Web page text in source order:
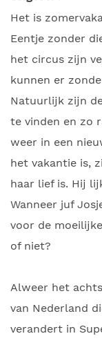
Het is
Eentje zonder
het circus zijn
kunnen er
Natuurlijk zijn
te vinden en zo
weer in een
het vakantie is,
haar lief is. Hij
Wanneer juf
voor de
of niet?
Alweer het
van Nederland
verandert in